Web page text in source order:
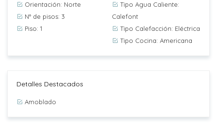
Orientación: Norte
N° de pisos: 3
Piso: 1
Tipo Agua Caliente:
Calefont
Tipo Calefacción: Eléctrica
Tipo Cocina: Americana
Detalles Destacados
Amoblado